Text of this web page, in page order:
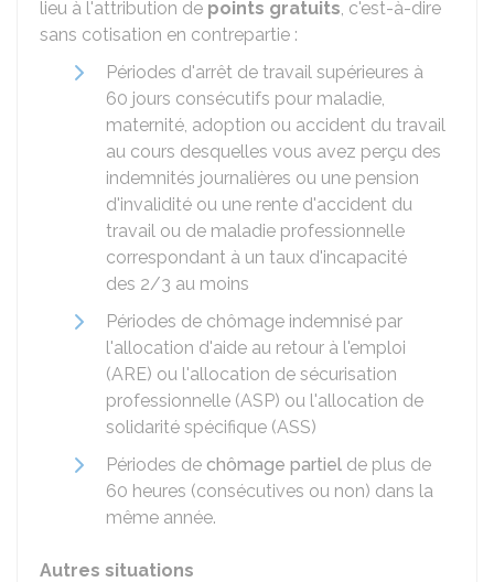
lieu à l'attribution de points gratuits, c'est-à-dire
sans cotisation en contrepartie :
Périodes d'arrêt de travail supérieures à
60 jours consécutifs pour maladie,
maternité, adoption ou accident du travail
au cours desquelles vous avez perçu des
indemnités journalières ou une pension
d'invalidité ou une rente d'accident du
travail ou de maladie professionnelle
correspondant à un taux d'incapacité
des 2/3 au moins
Périodes de chômage indemnisé par
l'allocation d'aide au retour à l'emploi
(ARE) ou l'allocation de sécurisation
professionnelle (ASP) ou l'allocation de
solidarité spécifique (ASS)
Périodes de chômage partiel de plus de
60 heures (consécutives ou non) dans la
même année.
Autres situations